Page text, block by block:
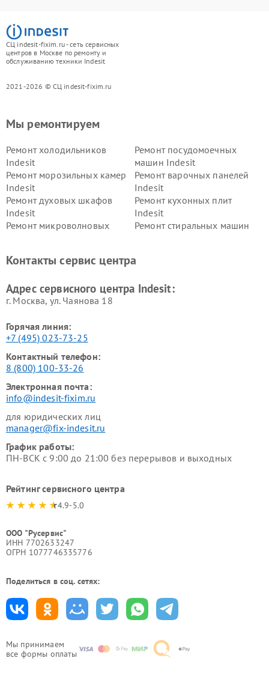
СЦ indesit-fixim.ru - сеть сервисных
центров в Москве по ремонту и
обслуживанию техники Indesit
2021-2026 © СЦ indesit-fixim.ru
Мы принимаем
все формы оплаты
Мы ремонтируем
Ремонт холодильников
Indesit
Ремонт посудомоечных
машин Indesit
Ремонт морозильных камер
Indesit
Ремонт варочных панелей
Indesit
Ремонт духовых шкафов
Indesit
Ремонт кухонных плит
Indesit
Ремонт микроволновых
Ремонт стиральных машин
Indesit
Indesit
Контакты сервис центра
Адрес сервисного центра Indesit:
г. Москва, ул. Чаянова 18
Горячая линия:
+7 (495) 023-73-25
Контактный телефон:
8 (800) 100-33-26
Электронная почта:
info@indesit-fixim.ru
для юридических лиц
manager@fix-indesit.ru
График работы:
ПН-ВСК с 9:00 до 21:00 без перерывов и выходных
Рейтинг сервисного центра
4.9-5.0
ООО "Русервис"
ИНН 7702633247
ОГРН 1077746335776
Поделиться в соц. сетях: